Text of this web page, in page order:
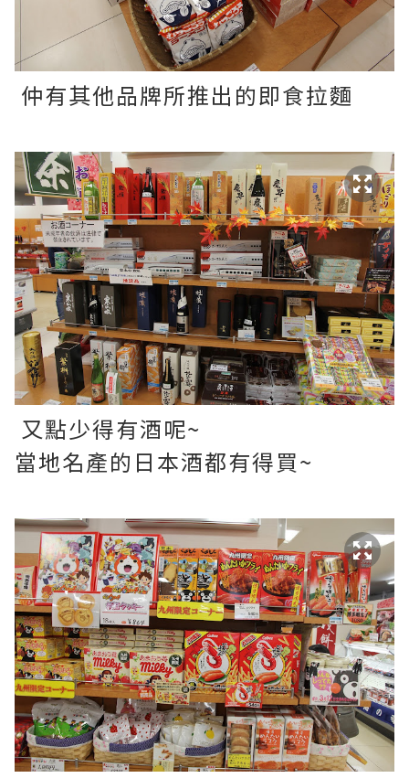
仲有其他品牌所推出的即食拉麵
又點少得有酒呢~
當地名產的日本酒都有得買~